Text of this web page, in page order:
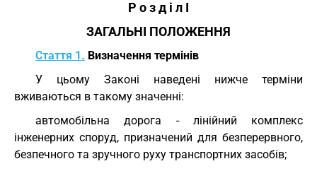
Р о з д і л I
ЗАГАЛЬНІ ПОЛОЖЕННЯ
Стаття 1. Визначення термінів
У цьому Законі наведені нижче терміни
вживаються в такому значенні:
автомобільна дорога - лінійний комплекс
інженерних споруд, призначений для безперервного,
безпечного та зручного руху транспортних засобів;